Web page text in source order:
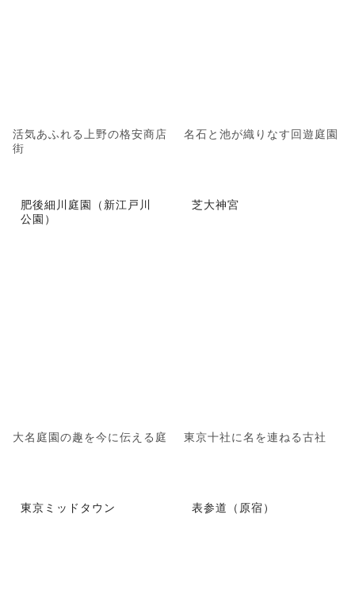
活気あふれる上野の格安商店
街
名石と池が織りなす回遊庭園
肥後細川庭園（新江戸川
公園）
大名庭園の趣を今に伝える庭
芝大神宮
東京十社に名を連ねる古社
東京ミッドタウン 表参道（原宿）